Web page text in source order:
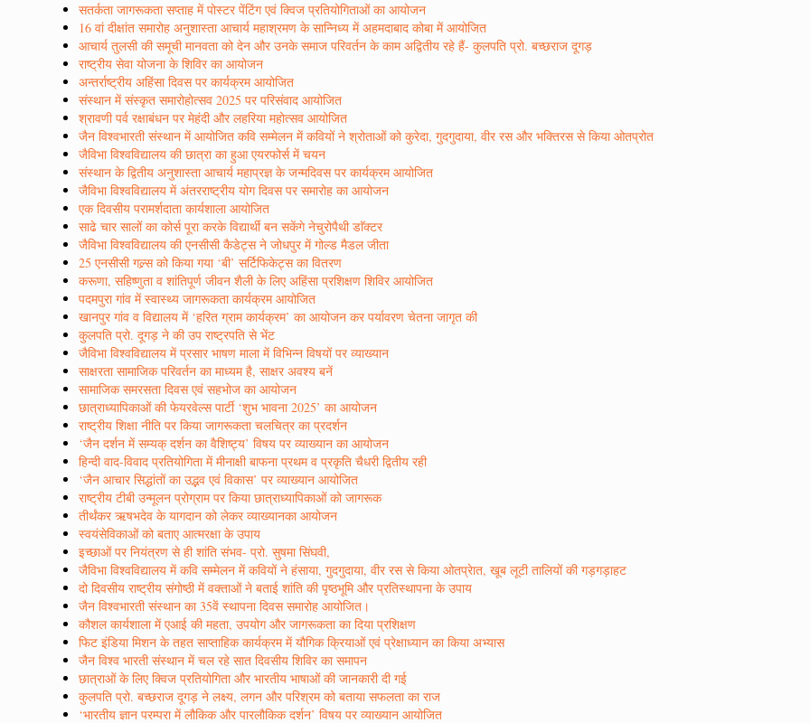
सतर्कता जागरूकता सप्ताह में पोस्टर पेंटिंग एवं क्विज प्रतियोगिताओं का आयोजन
16 वां दीक्षांत समारोह अनुशास्ता आचार्य महाश्रमण के सान्निध्य में अहमदाबाद कोबा में आयोजित
आचार्य तुलसी की समूची मानवता को देन और उनके समाज परिवर्तन के काम अद्वितीय रहे हैं- कुलपति प्रो. बच्छराज दूगड़
राष्ट्रीय सेवा योजना के शिविर का आयोजन
अन्तर्राष्ट्रीय अहिंसा दिवस पर कार्यक्रम आयोजित
संस्थान में संस्कृत समारोहोत्सव 2025 पर परिसंवाद आयोजित
श्रावणी पर्व रक्षाबंधन पर मेहंदी और लहरिया महोत्सव आयोजित
जैन विश्वभारती संस्थान में आयोजित कवि सम्मेलन में कवियों ने श्रोताओं को कुरेदा, गुदगुदाया, वीर रस और भक्तिरस से किया ओतप्रोत
जैविभा विश्वविद्यालय की छात्रा का हुआ एयरफोर्स में चयन
संस्थान के द्वितीय अनुशास्ता आचार्य महाप्रज्ञ के जन्मदिवस पर कार्यक्रम आयोजित
जैविभा विश्वविद्यालय में अंतरराष्ट्रीय योग दिवस पर समारोह का आयोजन
एक दिवसीय परामर्शदाता कार्यशाला आयोजित
साढे चार सालों का कोर्स पूरा करके विद्यार्थी बन सकेंगे नेचुरोपैथी डाॅक्टर
जैविभा विश्वविद्यालय की एनसीसी कैडेट्स ने जोधपुर में गोल्ड मैडल जीता
25 एनसीसी गल्र्स को किया गया ‘बी’ सर्टिफिकेट्स का वितरण
करूणा, सहिष्णुता व शांतिपूर्ण जीवन शैली के लिए अहिंसा प्रशिक्षण शिविर आयोजित
पदमपुरा गांव में स्वास्थ्य जागरूकता कार्यक्रम आयोजित
खानपुर गांव व विद्यालय में ‘हरित ग्राम कार्यक्रम’ का आयोजन कर पर्यावरण चेतना जागृत की
कुलपति प्रो. दूगड़ ने की उप राष्ट्रपति से भेंट
जैविभा विश्वविद्यालय में प्रसार भाषण माला में विभिन्न विषयों पर व्याख्यान
साक्षरता सामाजिक परिवर्तन का माध्यम है, साक्षर अवश्य बनें
सामाजिक समरसता दिवस एवं सहभोज का आयोजन
छात्राध्यापिकाओं की फेयरवेल्स पार्टी ‘शुभ भावना 2025’ का आयोजन
राष्ट्रीय शिक्षा नीति पर किया जागरूकता चलचित्र का प्रदर्शन
‘जैन दर्शन में सम्यक् दर्शन का वैशिष्ट्य’ विषय पर व्याख्यान का आयोजन
हिन्दी वाद-विवाद प्रतियोगिता में मीनाक्षी बाफना प्रथम व प्रकृति चैधरी द्वितीय रही
‘जैन आचार सिद्धांतों का उद्भव एवं विकास’ पर व्याख्यान आयोजित
राष्ट्रीय टीबी उन्मूलन प्रोग्राम पर किया छात्राध्यापिकाओं को जागरूक
तीर्थंकर ऋषभदेव के यागदान को लेकर व्याख्यानका आयोजन
स्वयंसेविकाओं को बताए आत्मरक्षा के उपाय
इच्छाओं पर नियंत्रण से ही शांति संभव- प्रो. सुषमा सिंघवी,
जैविभा विश्वविद्यालय में कवि सम्मेलन में कवियों ने हंसाया, गुदगुदाया, वीर रस से किया ओतप्रेात, खूब लूटी तालियों की गड़गड़ाहट
दो दिवसीय राष्ट्रीय संगोष्ठी में वक्ताओं ने बताई शांति की पृष्ठभूमि और प्रतिस्थापना के उपाय
जैन विश्वभारती संस्थान का 35वें स्थापना दिवस समारोह आयोजित।
कौशल कार्यशाला में एआई की महता, उपयोग और जागरूकता का दिया प्रशिक्षण
फिट इंडिया मिशन के तहत साप्ताहिक कार्यक्रम में यौगिक क्रियाओं एवं प्रेक्षाध्यान का किया अभ्यास
जैन विश्व भारती संस्थान में चल रहे सात दिवसीय शिविर का समापन
छात्राओं के लिए क्विज प्रतियोगिता और भारतीय भाषाओं की जानकारी दी गई
कुलपति प्रो. बच्छराज दूगड़ ने लक्ष्य, लगन और परिश्रम को बताया सफलता का राज
‘भारतीय ज्ञान परम्परा में लौकिक और पारलौकिक दर्शन’ विषय पर व्याख्यान आयोजित